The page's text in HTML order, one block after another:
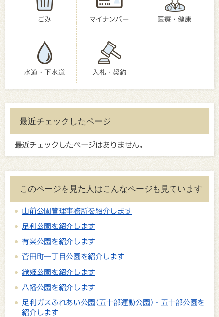
ごみ マイナンバー 医療・健康
水道・下水道 入札・契約
最近チェックしたページ
最近チェックしたページはありません。
このページを見た人はこんなページも見ています
山前公園管理事務所を紹介します
足利公園を紹介します
有楽公園を紹介します
菅田町一丁目公園を紹介します
織姫公園を紹介します
八幡公園を紹介します
足利ガスふれあい公園(五十部運動公園)・五十部公園を
紹介します